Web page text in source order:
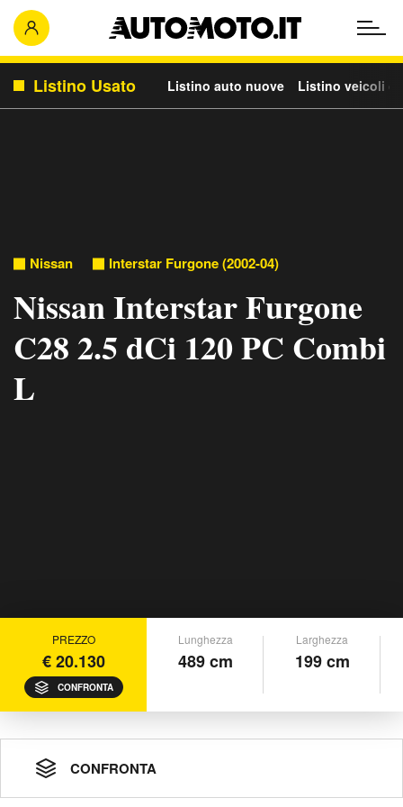
Listino Usato Listino auto nuove Listino veicoli
Nissan Interstar Furgone (2002-04)
Nissan Interstar Furgone
C28 2.5 dCi 120 PC Combi
L
PREZZO
€ 20.130
CONFRONTA
Lunghezza
489 cm
Larghezza
199 cm
CONFRONTA